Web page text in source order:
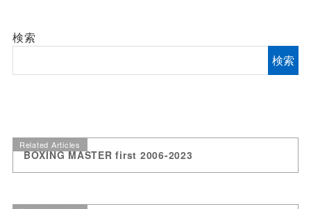
検索
検索
Related Articles
BOXING MASTER first 2006-2023